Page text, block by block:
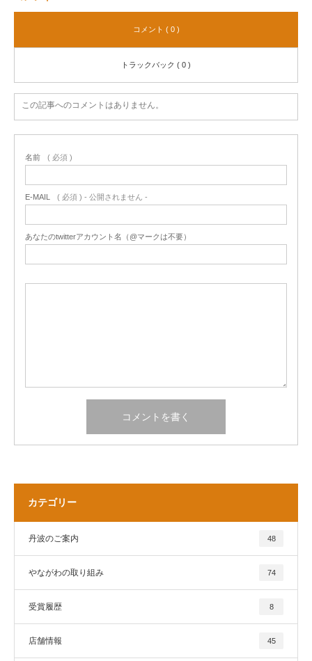
コメント ( 0 )
トラックバック ( 0 )
この記事へのコメントはありません。
名前 ( 必須 )
E-MAIL ( 必須 ) - 公開されません -
あなたのtwitterアカウント名（@マークは不要）
カテゴリー
丹波のご案内 48
やながわの取り組み 74
受賞履歴 8
店舗情報 45